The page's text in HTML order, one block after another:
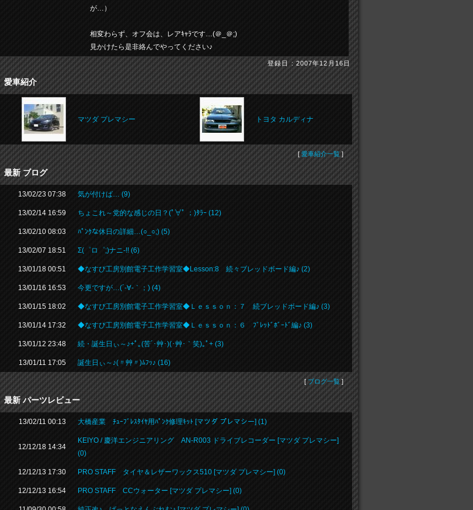
が…）
相変わらず、オフ会は、レアｷｬﾗです…(＠_＠;)
見かけたら是非絡んでやってください♪
登録日 : 2007年12月16日
愛車紹介
マツダ プレマシー トヨタ カルディナ
[ 愛車紹介一覧]
最新 ブログ
13/02/23 07:38 気が付けば… (9)
13/02/14 16:59 ちょこれ～党的な感じの日？(ﾟ∀ﾟ ；)ﾀﾗｰ (12)
13/02/10 08:03 ﾊﾟﾝｸな休日の詳細…(○_○;) (5)
13/02/07 18:51 Σ(゜ロ゜;)ナニ-!! (6)
13/01/18 00:51 ◆なすび工房別館電子工作学習室◆Lesson:8 続々ブレッドボード編♪ (2)
13/01/16 16:53 今更ですが…(´-∀-｀；) (4)
13/01/15 18:02 ◆なすび工房別館電子工作学習室◆Ｌｅｓｓｏｎ：７ 続ブレッドボード編♪ (3)
13/01/14 17:32 ◆なすび工房別館電子工作学習室◆Ｌｅｓｓｏｎ：６ ﾌﾞﾚｯﾄﾞﾎﾞｰﾄﾞ編♪ (3)
13/01/12 23:48 続・誕生日ぃ～♪+ﾟ｡(苦´･艸･)(･艸･｀笑)｡ﾟ+ (3)
13/01/11 17:05 誕生日ぃ～♪(〃艸〃)ﾑﾌｯ♪ (16)
[ ブログ一覧]
最新 パーツレビュー
13/02/11 00:13 大橋産業 ﾁｭｰﾌﾞﾚｽﾀｲﾔ用ﾊﾟﾝｸ修理ｷｯﾄ [マツダ プレマシー] (1)
12/12/18 14:34
KEIYO / 慶洋エンジニアリング AN-R003 ドライブレコーダー [マツダ プレマシー]
(0)
12/12/13 17:30 PRO STAFF タイヤ＆レザーワックス510 [マツダ プレマシー] (0)
12/12/13 16:54 PRO STAFF CCウォーター [マツダ プレマシー] (0)